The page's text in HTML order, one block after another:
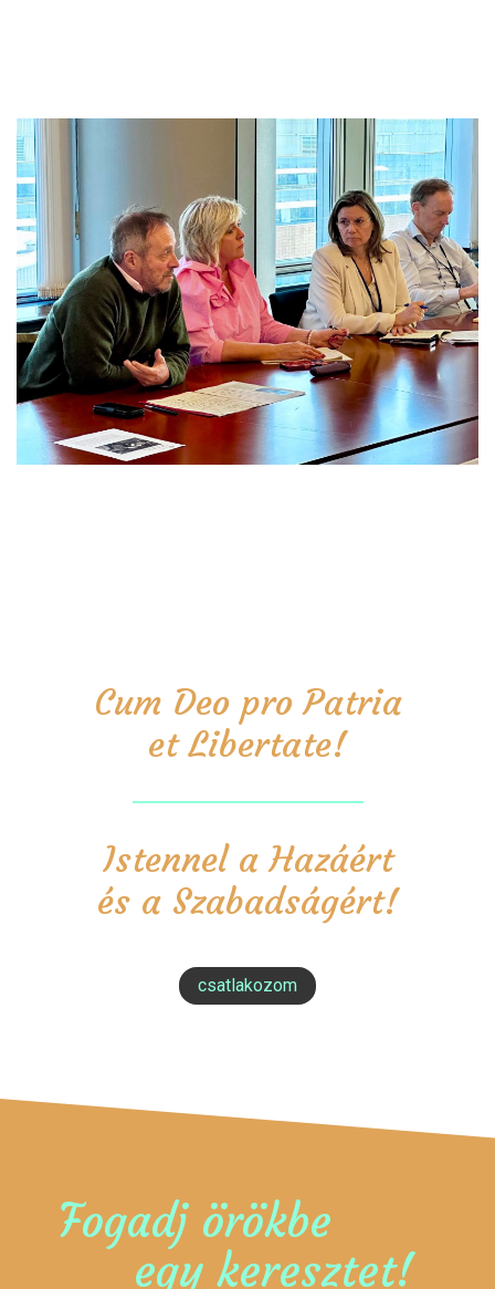
Cum Deo pro Patria
et Libertate!
Istennel a Hazáért
és a Szabadságért!
csatlakozom
Fogadj örökbe
egy keresztet!